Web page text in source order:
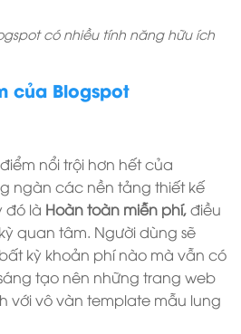
có nhiều tính năng hữu ích
của Blogspot
nổi trội hơn hết của
ngàn các nền tảng thiết kế
đó là Hoàn toàn miễn phí,điều
quan tâm. Người dùng sẽ
kỳ khoản phí nào mà vẫn có
tạo nên những trang web
với vô vàn template mẫu lung